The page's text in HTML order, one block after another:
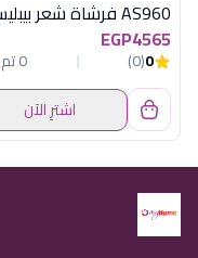
EGP4565
0
(0)
0 تم البيع
اشترِ الآن